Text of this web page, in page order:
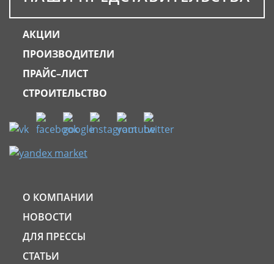
АКЦИИ
ПРОИЗВОДИТЕЛИ
ПРАЙС–ЛИСТ
СТРОИТЕЛЬСТВО
О КОМПАНИИ
НОВОСТИ
ДЛЯ ПРЕССЫ
СТАТЬИ